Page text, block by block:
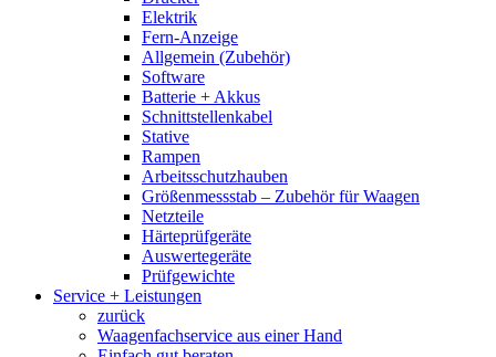
Elektrik
Fern-Anzeige
Allgemein (Zubehör)
Software
Batterie + Akkus
Schnittstellenkabel
Stative
Rampen
Arbeitsschutzhauben
Größenmessstab – Zubehör für Waagen
Netzteile
Härteprüfgeräte
Auswertegeräte
Prüfgewichte
Service + Leistungen
zurück
Waagenfachservice aus einer Hand